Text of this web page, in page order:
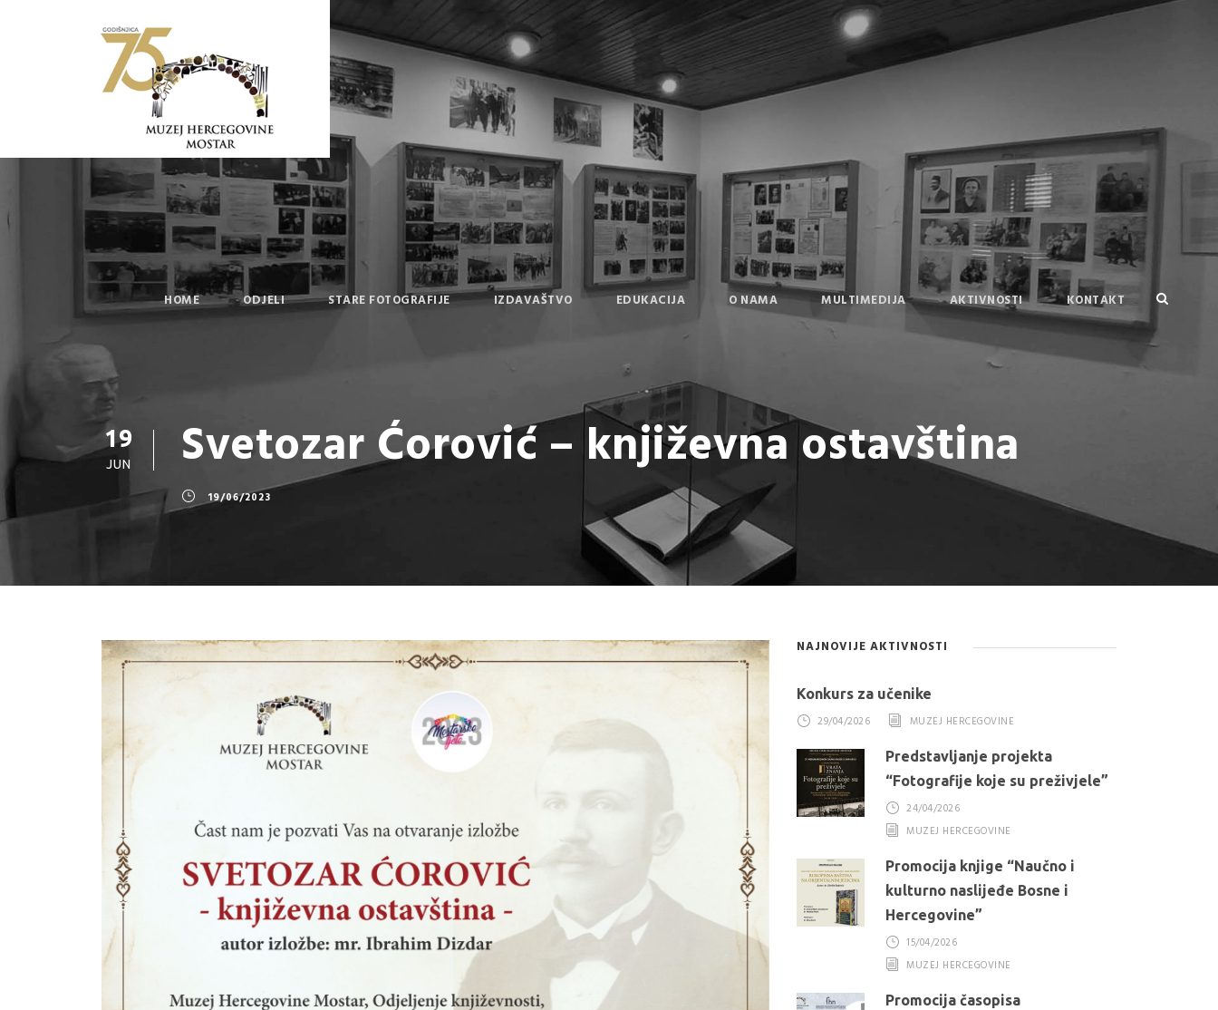
HOME ODJELI STARE FOTOGRAFIJE IZDAVAŠTVO EDUKACIJA O NAMA MULTIMEDIJA AKTIVNOSTI KONTAKT
19
JUN Svetozar Ćorović – književna ostavština
19/06/2023
NAJNOVIJE AKTIVNOSTI
Konkurs za učenike
29/04/2026
MUZEJ HERCEGOVINE
Predstavljanje projekta
“Fotografije koje su preživjele”
24/04/2026
MUZEJ HERCEGOVINE
Promocija knjige “Naučno i
kulturno naslijeđe Bosne i
Hercegovine”
15/04/2026
MUZEJ HERCEGOVINE
Promocija časopisa